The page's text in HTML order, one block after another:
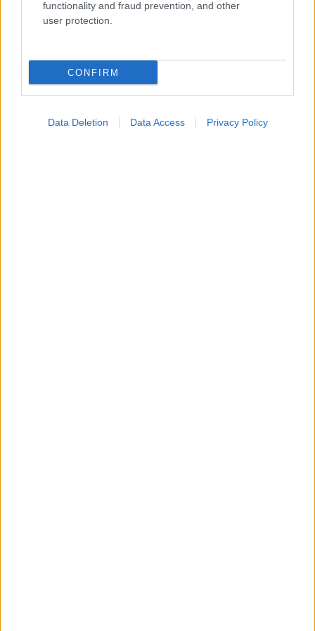
functionality and fraud prevention, and other
user protection.
CONFIRM
Data Deletion Data Access Privacy Policy